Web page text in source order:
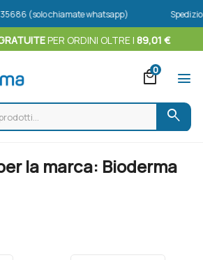
(solo chiamate whatsapp) Spedizione
PER ORDINI OLTRE I 89,01 €
local_mall
0
menu
search
Bioderma Atoderm
la marca: Bioderma